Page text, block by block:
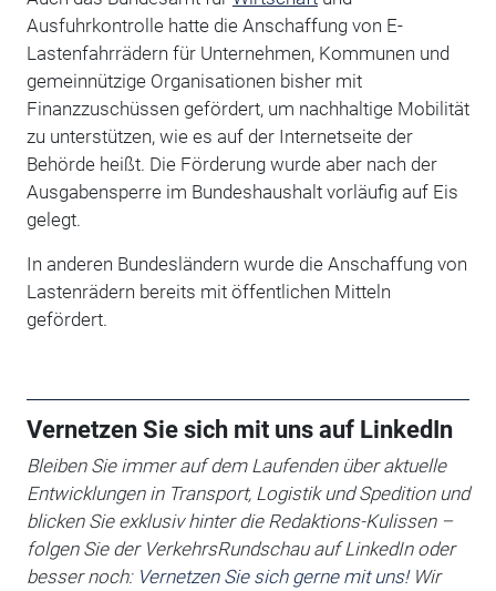
Ausfuhrkontrolle hatte die Anschaffung von E-
Lastenfahrrädern für Unternehmen, Kommunen und
gemeinnützige Organisationen bisher mit
Finanzzuschüssen gefördert, um nachhaltige Mobilität
zu unterstützen, wie es auf der Internetseite der
Behörde heißt. Die Förderung wurde aber nach der
Ausgabensperre im Bundeshaushalt vorläufig auf Eis
gelegt.
In anderen Bundesländern wurde die Anschaffung von
Lastenrädern bereits mit öffentlichen Mitteln
gefördert.
Vernetzen Sie sich mit uns auf LinkedIn
Bleiben Sie immer auf dem Laufenden über aktuelle
Entwicklungen in Transport, Logistik und Spedition und
blicken Sie exklusiv hinter die Redaktions-Kulissen –
folgen Sie der VerkehrsRundschau auf LinkedIn oder
besser noch: Vernetzen Sie sich gerne mit uns!Wir